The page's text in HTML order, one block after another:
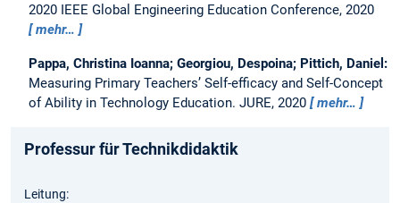
2020 IEEE Global Engineering Education Conference, 2020
mehr…
Pappa, Christina Ioanna; Georgiou, Despoina; Pittich, Daniel:
Measuring Primary Teachers’ Self-efficacy and Self-Concept
of Ability in Technology Education. JURE, 2020 mehr…
Professur für Technikdidaktik
Leitung: